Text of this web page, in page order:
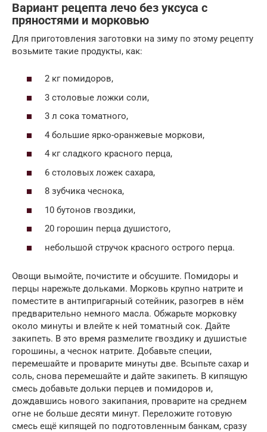
Вариант рецепта лечо без уксуса с
пряностями и морковью
Для приготовления заготовки на зиму по этому рецепту
возьмите такие продукты, как:
2 кг помидоров,
3 столовые ложки соли,
3 л сока томатного,
4 большие ярко-оранжевые моркови,
4 кг сладкого красного перца,
6 столовых ложек сахара,
8 зубчика чеснока,
10 бутонов гвоздики,
20 горошин перца душистого,
небольшой стручок красного острого перца.
Овощи вымойте, почистите и обсушите. Помидоры и
перцы нарежьте дольками. Морковь крупно натрите и
поместите в антипригарный сотейник, разогрев в нём
предварительно немного масла. Обжарьте морковку
около минуты и влейте к ней томатный сок. Дайте
закипеть. В это время размелите гвоздику и душистые
горошины, а чеснок натрите. Добавьте специи,
перемешайте и проварите минуты две. Всыпьте сахар и
соль, снова перемешайте и дайте закипеть. В кипящую
смесь добавьте дольки перцев и помидоров и,
дождавшись нового закипания, проварите на среднем
огне не больше десяти минут. Переложите готовую
смесь ещё кипящей по подготовленным банкам, сразу